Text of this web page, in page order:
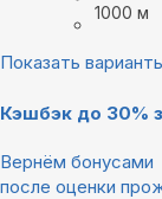
1000 м
Показать
Кэшбэк до 30%
Вернём бонусами
после оценки